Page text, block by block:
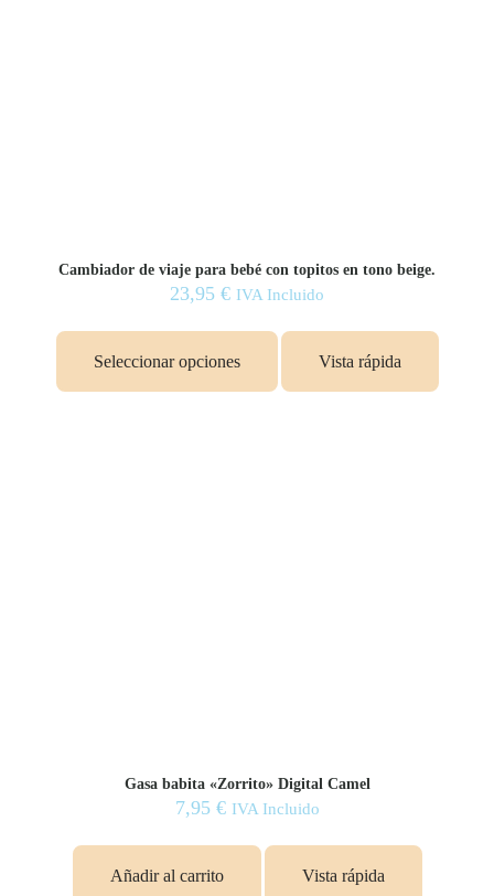
Cambiador de viaje para bebé con topitos en tono beige.
23,95 € IVA Incluido
Seleccionar opciones Vista rápida
Gasa babita «Zorrito» Digital Camel
7,95 € IVA Incluido
Añadir al carrito Vista rápida